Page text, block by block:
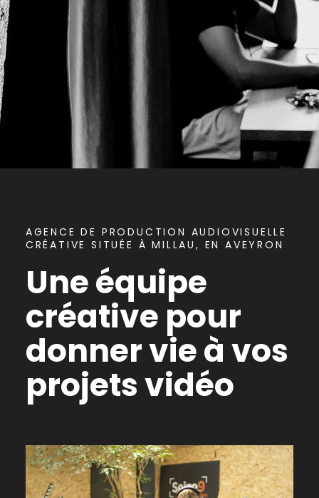
AGENCE DE PRODUCTION AUDIOVISUELLE
CRÉATIVE SITUÉE À MILLAU, EN AVEYRON
Une équipe
créative pour
donner vie à vos
projets vidéo